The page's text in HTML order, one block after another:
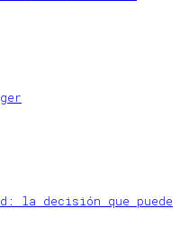
la decisión que puede